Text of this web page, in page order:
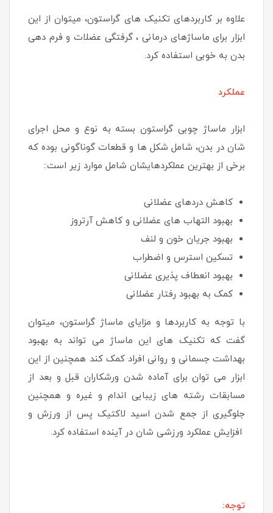
علاوه بر کاربردهای تکنیک های گراستون، میتوان از این
ابزار برای ماساژهای درمانی ، گرفتگی عضلات و فرم دهی
بدن به خوبی استفاده کرد.
عملکرد
ابزار ماساژ چوبی گراستون بسته به نوع و محل اجرای
شان در بدن، شامل شکل ها و قطعات گوناگونی بوده که
برخی از بهترین عملکردهایشان شامل موارد زیر است::
کاهش دردهای عضلانی
بهبود التهاب های عضلانی و کاهش آرتروز
بهبود جریان خون و لنف
تسکین استرس و اضطراب
بهبود انعطاف پذیری عضلانی
کمک به بهبود رفتار عضلانی
با توجه به کاربردها و مزایای ماساژ گراستون، میتوان
گفت که تکنیک های این ماساژ می تواند به بهبود
بهداشت جسمانی و روانی افراد کمک کند همچنین از این
ابزار می توان برای آماده شدن ورشکاران قبل و بعد از
مسابقات رشته های زیبایی اندام و غیره و همچنین
جلوگیری از جمع شدن اسید لاکتیک پس از ورزش و
افزایش عملکرد ورزشی شان در آینده استفاده کرد.
توجه: